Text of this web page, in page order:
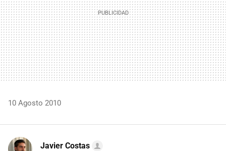
10 Agosto 2010
Javier Costas